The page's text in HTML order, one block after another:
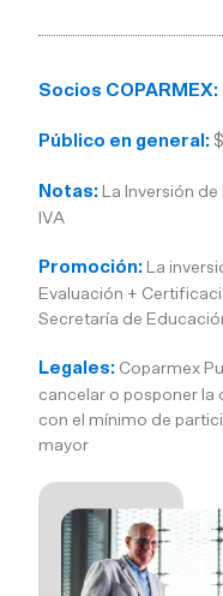
Socios COPARMEX:
Público en general:
Notas: La Inversión
IVA
Promoción: La
Evaluación +
Secretaría de
Legales: Coparmex
cancelar o posponer la
con el mínimo de
mayor